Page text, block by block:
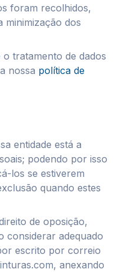
foram recolhidos,
minimização dos
tratamento de dados
nossa política de
entidade está a
podendo por isso
los se estiverem
quando estes
de oposição,
considerar adequado
escrito por correio
anexando